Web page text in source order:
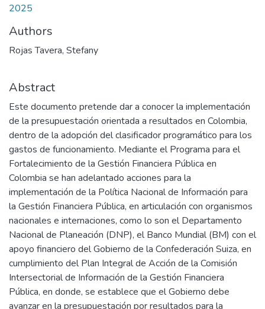
2025
Authors
Rojas Tavera, Stefany
Abstract
Este documento pretende dar a conocer la implementación
de la presupuestación orientada a resultados en Colombia,
dentro de la adopción del clasificador programático para los
gastos de funcionamiento. Mediante el Programa para el
Fortalecimiento de la Gestión Financiera Pública en
Colombia se han adelantado acciones para la
implementación de la Política Nacional de Información para
la Gestión Financiera Pública, en articulación con organismos
nacionales e internaciones, como lo son el Departamento
Nacional de Planeación (DNP), el Banco Mundial (BM) con el
apoyo financiero del Gobierno de la Confederación Suiza, en
cumplimiento del Plan Integral de Acción de la Comisión
Intersectorial de Información de la Gestión Financiera
Pública, en donde, se establece que el Gobierno debe
avanzar en la presupuestación por resultados para la